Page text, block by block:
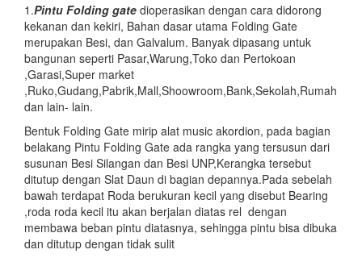
1.Pintu Folding gate dioperasikan dengan cara didorong
kekanan dan kekiri, Bahan dasar utama Folding Gate
merupakan Besi, dan Galvalum. Banyak dipasang untuk
bangunan seperti Pasar,Warung,Toko dan Pertokoan
,Garasi,Super market
,Ruko,Gudang,Pabrik,Mall,Shoowroom,Bank,Sekolah,Rumah
dan lain- lain.
Bentuk Folding Gate mirip alat music akordion, pada bagian
belakang Pintu Folding Gate ada rangka yang tersusun dari
susunan Besi Silangan dan Besi UNP,Kerangka tersebut
ditutup dengan Slat Daun di bagian depannya.Pada sebelah
bawah terdapat Roda berukuran kecil yang disebut Bearing
,roda roda kecil itu akan berjalan diatas rel dengan
membawa beban pintu diatasnya, sehingga pintu bisa dibuka
dan ditutup dengan tidak sulit